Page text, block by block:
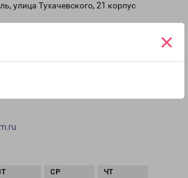
×
улица Тухачевского, 21 корпус